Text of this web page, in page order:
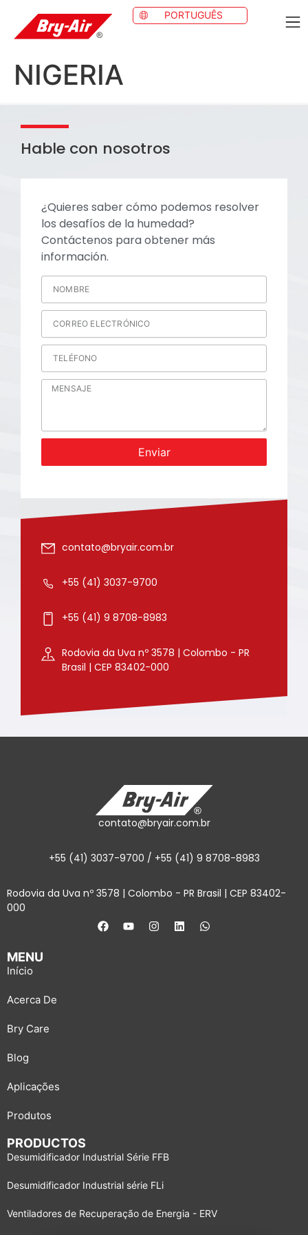
PORTUGUÊS
NIGERIA
¿Quieres saber cómo podemos resolver
los desafíos de la humedad?
Contáctenos para obtener más
información.
Enviar
contato@bryair.com.br
+55 (41) 3037-9700
+55 (41) 9 8708-8983
Rodovia da Uva nº 3578 | Colombo - PR
Brasil | CEP 83402-000
Hable con nosotros
contato@bryair.com.br
+55 (41) 3037-9700 / +55 (41) 9 8708-8983
Rodovia da Uva nº 3578 | Colombo - PR Brasil | CEP 83402-
000
Início
Acerca De
Bry Care
Blog
Aplicações
Produtos
MENU
PRODUCTOS
Desumidificador Industrial Série FFB
Desumidificador Industrial série FLi
Ventiladores de Recuperação de Energia - ERV